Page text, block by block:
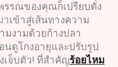
รรณของคุณก็เปรียบดั่ง
เข้าสู่เส้นทางความ
มงามด้วยก้างปลา
นดูโกงอายุและปรับรูป
เจ็บตัว! ที่สำคัญร้อยไหม